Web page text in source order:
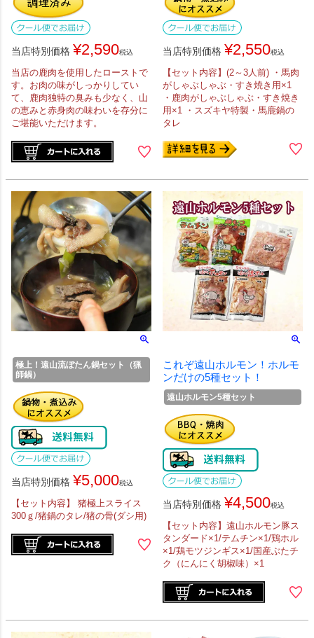
当店特別価格 ¥2,590税込
当店の鹿肉を使用したローストで
す。お肉の味がしっかりしてい
て、鹿肉独特の臭みも少なく、山
の恵みと赤身肉の味わいを存分に
ご堪能いただけます。
当店特別価格 ¥2,550税込
【セット内容】(2～3人前) ・馬肉
がしゃぶしゃぶ・すき焼き用×1
・鹿肉がしゃぶしゃぶ・すき焼き
用×1 ・スズキヤ特製・馬鹿鍋の
タレ
極上！遠山流ぼたん鍋セット（猟
師鍋）
当店特別価格 ¥5,000税込
【セット内容】 猪極上スライス
300ｇ/猪鍋のタレ/猪の骨(ダシ用)
これぞ遠山ホルモン！ホルモ
ンだけの5種セット！
遠山ホルモン5種セット
当店特別価格 ¥4,500税込
【セット内容】遠山ホルモン豚ス
タンダード×1/テムチン×1/鶏ホル
×1/鶏モツジンギス×1/国産ぶたチ
ク（にんにく胡椒味）×1